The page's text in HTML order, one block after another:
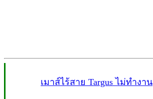
เมาส์ไร้สาย Targus ไม่ทำงาน